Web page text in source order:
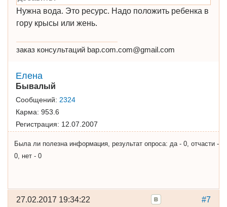
Нужна вода. Это ресурс. Надо положить ребенка в
гору крысы или жень.
заказ консультаций bap.com.com@gmail.com
Елена
Бывалый
Сообщений: 2324
Карма: 953.6
Регистрация: 12.07.2007
Была ли полезна информация, результат опроса: да - 0, отчасти -
0, нет - 0
#7
27.02.2017 19:34:22